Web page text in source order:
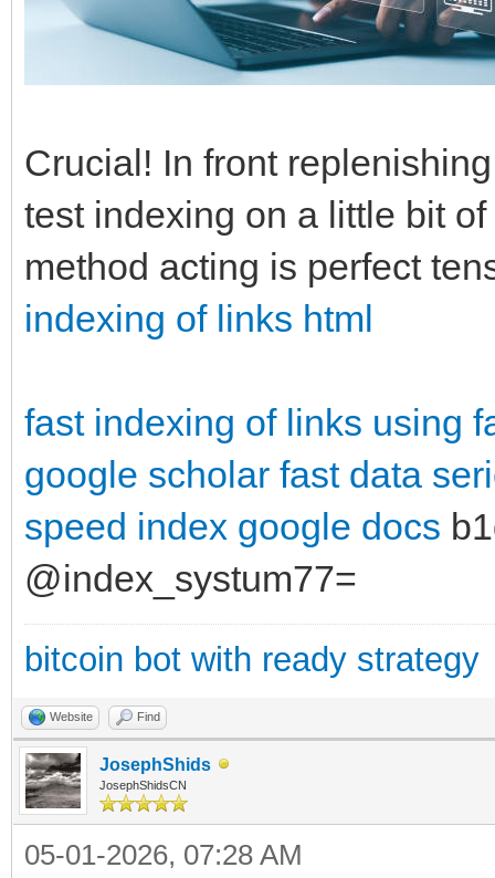
Crucial! In front
test indexing on a little bit
method acting is perfect
indexing of links html
fast indexing of links using
google scholar fast data
speed index google docs
@index_systum77=
bitcoin bot with ready strategy
Website Find
JosephShids
JosephShidsCN
05-01-2026, 07:28 AM